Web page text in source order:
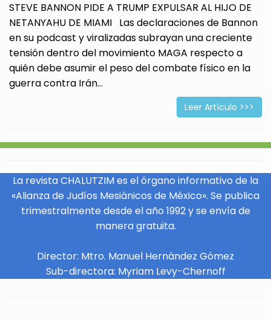
STEVE BANNON PIDE A TRUMP EXPULSAR AL HIJO DE
NETANYAHU DE MIAMI Las declaraciones de Bannon
en su podcast y viralizadas subrayan una creciente
tensión dentro del movimiento MAGA respecto a
quién debe asumir el peso del combate físico en la
guerra contra Irán...
Leer Artículo >>>
La revista CHALUTZIM es el órgano informativo de la
«Alianza de Judíos Mesiánicos de México». Se publica
trimestralmente desde el año 1992 y se envía de
manera gratuita.
Director: Mtro. Manuel Hernández Gómez
Sub-directora: Myriam Levy-Chernoff